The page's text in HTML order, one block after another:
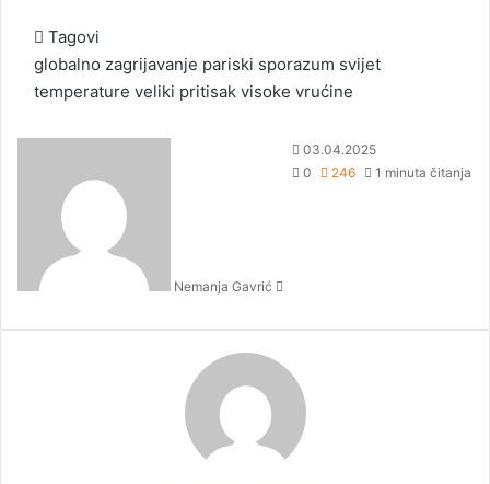
Tagovi
globalno zagrijavanje pariski sporazum svijet
temperature veliki pritisak visoke vrućine
Nemanja Gavrić
a
03.04.2025
0
246 1 minuta čitanja